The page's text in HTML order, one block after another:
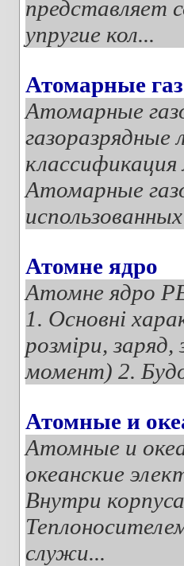
представляет
упругие кол...
Атомарные
Атомарные
классификация
Атомарные
Атомне ядро
Атомне ядро
1. Основні
розміри, заряд,
момент) 2.
Атомные и
Атомные и
океанские
Внутри
служи...